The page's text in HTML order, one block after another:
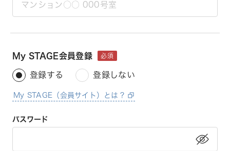
My STAGE会員登録 必須
登録する 登録しない
My STAGE（会員サイト）とは？
パスワード